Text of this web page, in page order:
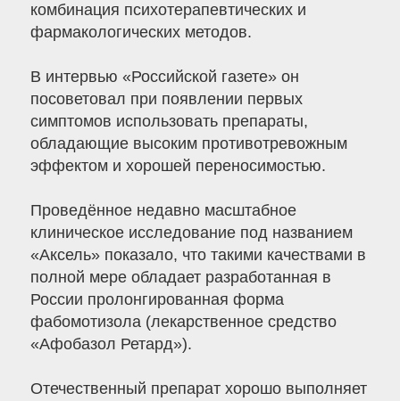
комбинация психотерапевтических и
фармакологических методов.
В интервью «Российской газете» он
посоветовал при появлении первых
симптомов использовать препараты,
обладающие высоким противотревожным
эффектом и хорошей переносимостью.
Проведённое недавно масштабное
клиническое исследование под названием
«Аксель» показало, что такими качествами в
полной мере обладает разработанная в
России пролонгированная форма
фабомотизола (лекарственное средство
«Афобазол Ретард»).
Отечественный препарат хорошо выполняет